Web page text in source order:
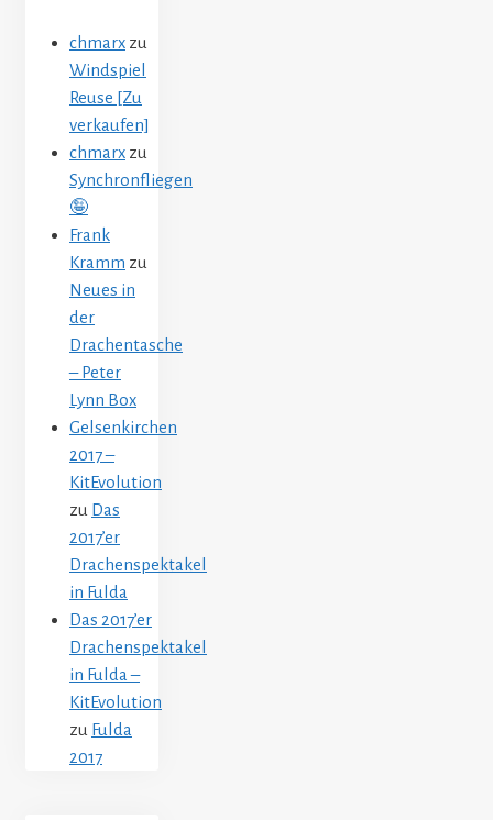
chmarx zu
Windspiel
Reuse [Zu
verkaufen]
chmarx zu
Synchronfliegen
🤪
Frank
Kramm zu
Neues in
der
Drachentasche
– Peter
Lynn Box
Gelsenkirchen
2017 –
KitEvolution
zu Das
2017’er
Drachenspektakel
in Fulda
Das 2017’er
Drachenspektakel
in Fulda –
KitEvolution
zu Fulda
2017